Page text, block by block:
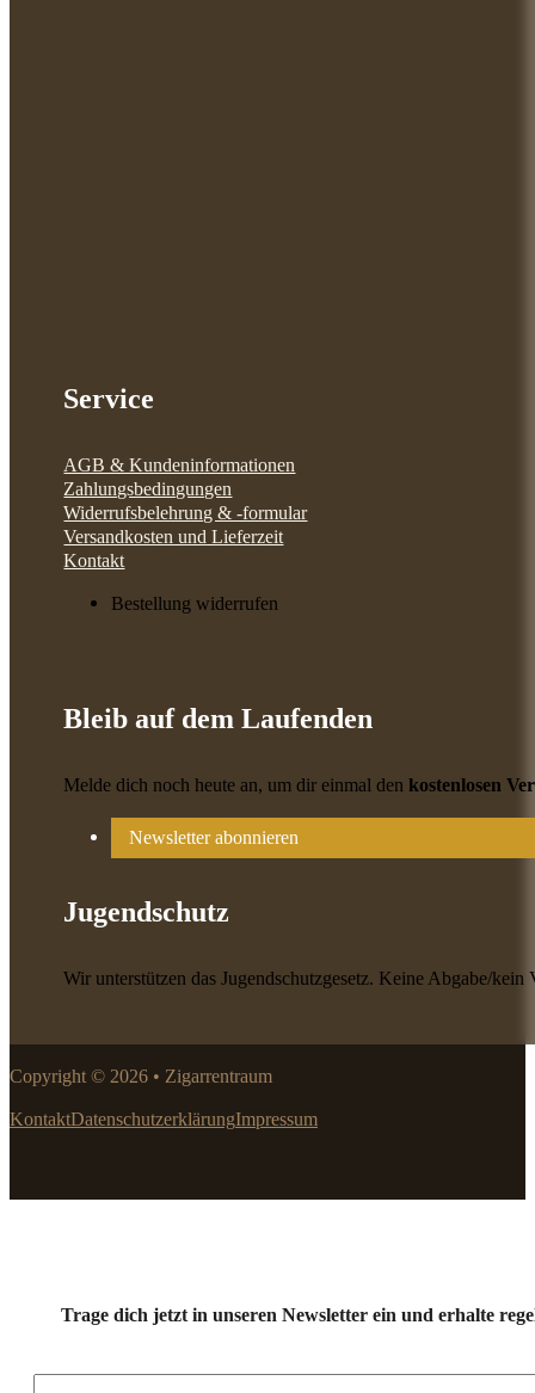
Service
AGB & Kundeninformationen
Zahlungsbedingungen
Widerrufsbelehrung & -formular
Versandkosten und Lieferzeit
Kontakt
Bestellung widerrufen
Bleib auf dem Laufenden
Melde dich noch heute an, um dir einmal denkostenlosen
Newsletter abonnieren
Jugendschutz
Wir unterstützen das Jugendschutzgesetz. Keine Abgabe/
Copyright © 2026 • Zigarrentraum
KontaktDatenschutzerklärungImpressum
Trage dich jetzt in unseren Newsletter ein und erhalte